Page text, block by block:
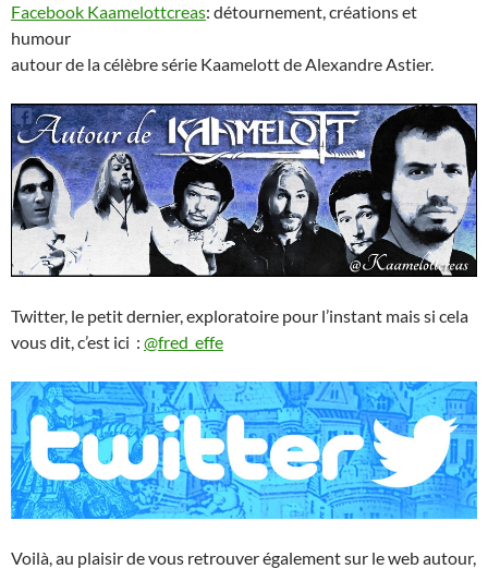
Facebook Kaamelottcreas: détournement, créations et
humour
autour de la célèbre série Kaamelott de Alexandre Astier.
Twitter, le petit dernier, exploratoire pour l’instant mais si cela
vous dit, c’est ici : @fred_effe
Voilà, au plaisir de vous retrouver également sur le web autour,